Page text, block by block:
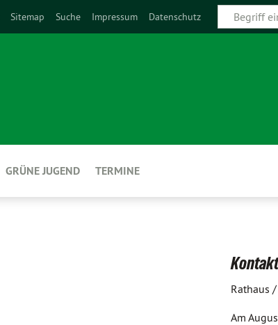
Sitemap Suche Impressum Datenschutz
GRÜNE JUGEND TERMINE
Rathaus
Am